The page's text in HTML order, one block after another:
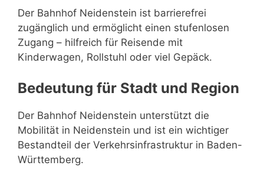
Der Bahnhof Neidenstein ist barrierefrei
zugänglich und ermöglicht einen stufenlosen
Zugang – hilfreich für Reisende mit
Kinderwagen, Rollstuhl oder viel Gepäck.
Bedeutung für Stadt und Region
Der Bahnhof Neidenstein unterstützt die
Mobilität in Neidenstein und ist ein wichtiger
Bestandteil der Verkehrsinfrastruktur in Baden-
Württemberg.